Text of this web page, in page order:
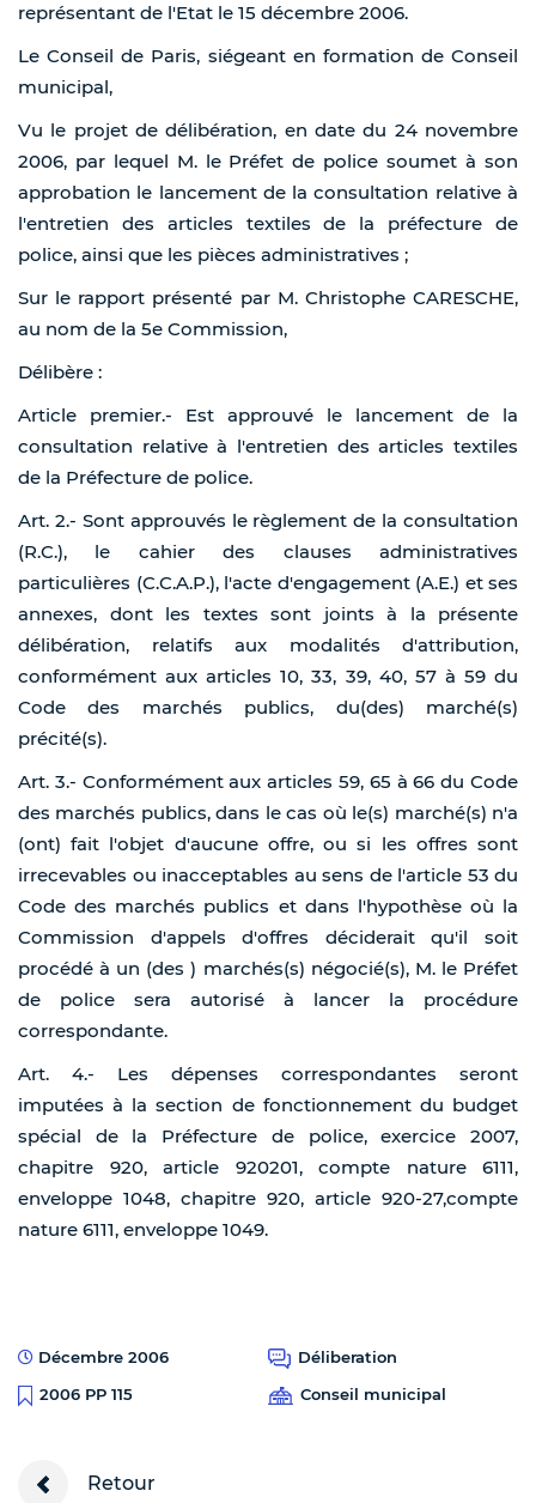
représentant de l'Etat le 15 décembre 2006.
Le Conseil de Paris, siégeant en formation de Conseil
municipal,
Vu le projet de délibération, en date du 24 novembre
2006, par lequel M. le Préfet de police soumet à son
approbation le lancement de la consultation relative à
l'entretien des articles textiles de la préfecture de
police, ainsi que les pièces administratives ;
Sur le rapport présenté par M. Christophe CARESCHE,
au nom de la 5e Commission,
Délibère :
Article premier.- Est approuvé le lancement de la
consultation relative à l'entretien des articles textiles
de la Préfecture de police.
Art. 2.- Sont approuvés le règlement de la consultation
(R.C.), le cahier des clauses administratives
particulières (C.C.A.P.), l'acte d'engagement (A.E.) et ses
annexes, dont les textes sont joints à la présente
délibération, relatifs aux modalités d'attribution,
conformément aux articles 10, 33, 39, 40, 57 à 59 du
Code des marchés publics, du(des) marché(s)
précité(s).
Art. 3.- Conformément aux articles 59, 65 à 66 du Code
des marchés publics, dans le cas où le(s) marché(s) n'a
(ont) fait l'objet d'aucune offre, ou si les offres sont
irrecevables ou inacceptables au sens de l'article 53 du
Code des marchés publics et dans l'hypothèse où la
Commission d'appels d'offres déciderait qu'il soit
procédé à un (des ) marchés(s) négocié(s), M. le Préfet
de police sera autorisé à lancer la procédure
correspondante.
Art. 4.- Les dépenses correspondantes seront
imputées à la section de fonctionnement du budget
spécial de la Préfecture de police, exercice 2007,
chapitre 920, article 920201, compte nature 6111,
enveloppe 1048, chapitre 920, article 920-27,compte
nature 6111, enveloppe 1049.
Décembre 2006
Déliberation
2006 PP 115
Conseil municipal
Retour